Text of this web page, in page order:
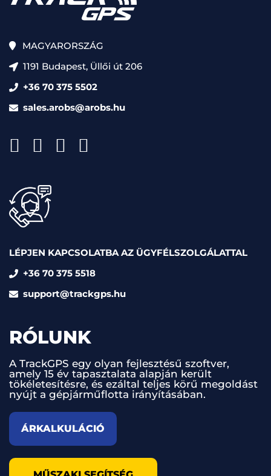
MAGYARORSZÁG
1191 Budapest, Üllői út 206
+36 70 375 5502
sales.arobs@arobs.hu
LÉPJEN KAPCSOLATBA AZ ÜGYFÉLSZOLGÁLATTAL
+36 70 375 5518
support@trackgps.hu
RÓLUNK
A TrackGPS egy olyan fejlesztésű szoftver,
amely 15 év tapasztalata alapján került
tökéletesítésre, és ezáltal teljes körű megoldást
nyújt a gépjárműflotta irányításában.
ÁRKALKULÁCIÓ